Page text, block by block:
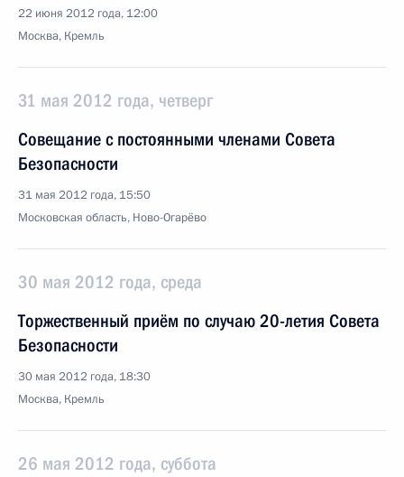
22 июня 2012 года, 12:00
Москва, Кремль
31 мая 2012 года, четверг
Совещание с постоянными членами Совета
Безопасности
31 мая 2012 года, 15:50
Московская область, Ново-Огарёво
30 мая 2012 года, среда
Торжественный приём по случаю 20-летия Совета
Безопасности
30 мая 2012 года, 18:30
Москва, Кремль
26 мая 2012 года, суббота